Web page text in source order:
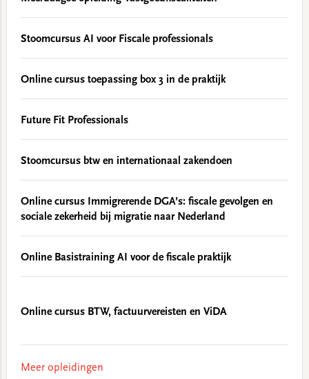
Stoomcursus AI voor Fiscale professionals
Online cursus toepassing box 3 in de praktijk
Future Fit Professionals
Stoomcursus btw en internationaal zakendoen
Online cursus Immigrerende DGA’s: fiscale gevolgen en
sociale zekerheid bij migratie naar Nederland
Online Basistraining AI voor de fiscale praktijk
Online cursus BTW, factuurvereisten en ViDA
Meer opleidingen